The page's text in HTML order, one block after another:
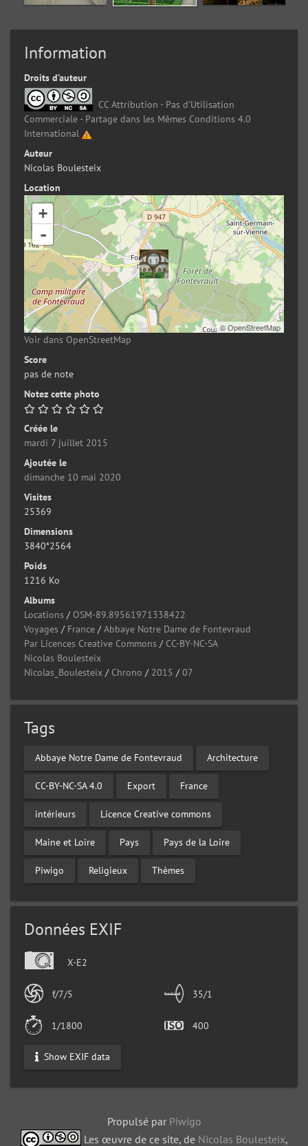
Information
Droits d’auteur
CC Attribution - Pas d’Utilisation
Commerciale - Partage dans les Mêmes Conditions 4.0
International
Auteur
Nicolas Boulesteix
Location
+
-
©OpenStreetMap
Voir dans OpenStreetMap
Score
pas de note
Notez cette photo
Créée le
mardi 7 juillet 2015
Ajoutée le
dimanche 10 mai 2020
Visites
25369
Dimensions
3840*2564
Poids
1216 Ko
Albums
Locations / OSM-89.89561971338422
Voyages / France /Abbaye Notre Dame de Fontevraud
Par Licences Creative Commons / CC-BY-NC-SA
Nicolas Boulesteix
Nicolas_Boulesteix / Chrono / 2015 /07
Tags
Abbaye Notre Dame de Fontevraud Architecture
CC-BY-NC-SA 4.0 Export France
intérieurs Licence Creative commons
Maine et Loire Pays Pays de la Loire
Piwigo Religieux Thèmes
Données EXIF
X-E2
f/7/5 35/1
1/1800 400
Show EXIF data
Propulsé par Piwigo
Les œuvre de ce site, de Nicolas Boulesteix,